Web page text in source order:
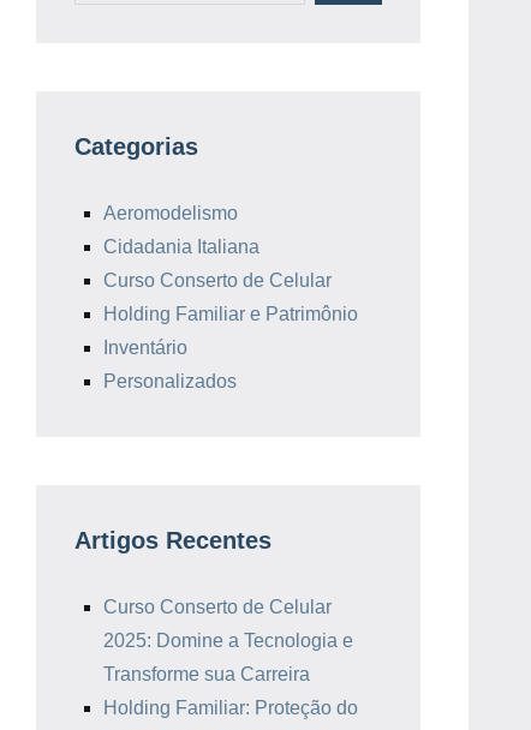
Categorias
Aeromodelismo
Cidadania Italiana
Curso Conserto de Celular
Holding Familiar e Patrimônio
Inventário
Personalizados
Artigos Recentes
Curso Conserto de Celular
2025: Domine a Tecnologia e
Transforme sua Carreira
Holding Familiar: Proteção do